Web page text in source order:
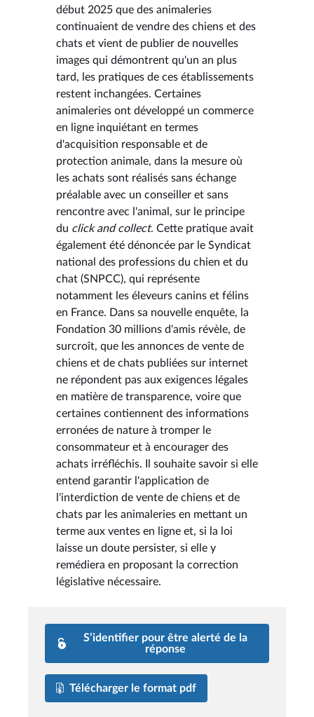
début 2025 que des animaleries
continuaient de vendre des chiens et des
chats et vient de publier de nouvelles
images qui démontrent qu'un an plus
tard, les pratiques de ces établissements
restent inchangées. Certaines
animaleries ont développé un commerce
en ligne inquiétant en termes
d'acquisition responsable et de
protection animale, dans la mesure où
les achats sont réalisés sans échange
préalable avec un conseiller et sans
rencontre avec l'animal, sur le principe
du click and collect. Cette pratique avait
également été dénoncée par le Syndicat
national des professions du chien et du
chat (SNPCC), qui représente
notamment les éleveurs canins et félins
en France. Dans sa nouvelle enquête, la
Fondation 30 millions d'amis révèle, de
surcroît, que les annonces de vente de
chiens et de chats publiées sur internet
ne répondent pas aux exigences légales
en matière de transparence, voire que
certaines contiennent des informations
erronées de nature à tromper le
consommateur et à encourager des
achats irréfléchis. Il souhaite savoir si elle
entend garantir l'application de
l'interdiction de vente de chiens et de
chats par les animaleries en mettant un
terme aux ventes en ligne et, si la loi
laisse un doute persister, si elle y
remédiera en proposant la correction
législative nécessaire.
S’identifier pour être alerté de la
réponse
Télécharger le format pdf